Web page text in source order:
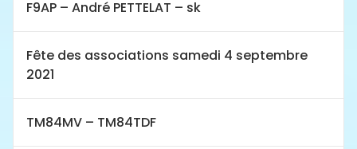
F9AP – André PETTELAT – sk
Fête des associations samedi 4 septembre
2021
TM84MV – TM84TDF